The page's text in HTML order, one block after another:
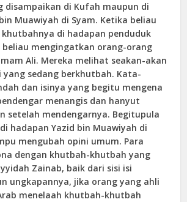
disampaikan di Kufah maupun di
Muawiyah di Syam. Ketika beliau
di hadapan penduduk
mengingatkan orang-orang
Ali. Mereka melihat seakan-akan
yang sedang berkhutbah. Kata-
dan isinya yang begitu mengena
menangis dan hanyut
setelah mendengarnya. Begitupula
hadapan Yazid bin Muawiyah di
mengubah opini umum. Para
dengan khutbah-khutbah yang
Zainab, baik dari sisi isi
ungkapannya, jika orang yang ahli
menelaah khutbah-khutbah